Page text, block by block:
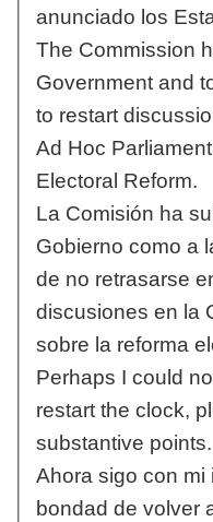
anunciado los
The Commission
Government and
to restart
Ad Hoc
Electoral Reform.
La Comisión ha
Gobierno como a
de no retrasarse
discusiones en la
sobre la reforma
Perhaps I could
restart the clock,
substantive points.
Ahora sigo con mi
bondad de volver